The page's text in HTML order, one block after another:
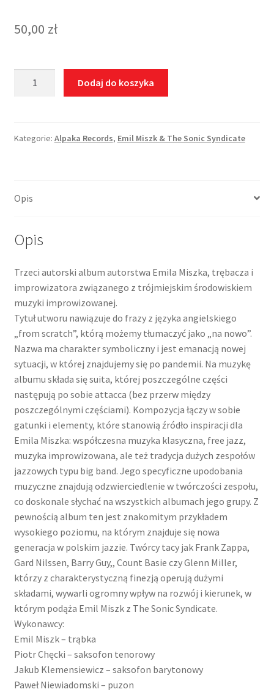
50,00 zł
The
for
-
at
Polish
Radio"
(AR023)
/
CD
Dodaj do koszyka
Kategorie: Alpaka Records, Emil Miszk & The Sonic Syndicate
Opis
Opis
Trzeci autorski album autorstwa Emila Miszka, trębacza i
improwizatora związanego z trójmiejskim środowiskiem
muzyki improwizowanej.
Tytuł utworu nawiązuje do frazy z języka angielskiego
„from scratch”, którą możemy tłumaczyć jako „na nowo”.
Nazwa ma charakter symboliczny i jest emanacją nowej
sytuacji, w której znajdujemy się po pandemii. Na muzykę
albumu składa się suita, której poszczególne części
następują po sobie attacca (bez przerw między
poszczególnymi częściami). Kompozycja łączy w sobie
gatunki i elementy, które stanowią źródło inspiracji dla
Emila Miszka: współczesna muzyka klasyczna, free jazz,
muzyka improwizowana, ale też tradycja dużych zespołów
jazzowych typu big band. Jego specyficzne upodobania
muzyczne znajdują odzwierciedlenie w twórczości zespołu,
co doskonale słychać na wszystkich albumach jego grupy. Z
pewnością album ten jest znakomitym przykładem
wysokiego poziomu, na którym znajduje się nowa
generacja w polskim jazzie. Twórcy tacy jak Frank Zappa,
Gard Nilssen, Barry Guy,, Count Basie czy Glenn Miller,
którzy z charakterystyczną finezją operują dużymi
składami, wywarli ogromny wpływ na rozwój i kierunek, w
którym podąża Emil Miszk z The Sonic Syndicate.
Wykonawcy:
Emil Miszk – trąbka
Piotr Chęcki – saksofon tenorowy
Jakub Klemensiewicz – saksofon barytonowy
Paweł Niewiadomski – puzon